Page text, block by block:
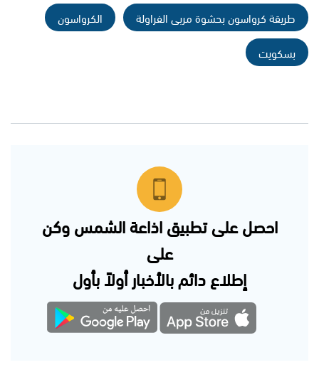
طريقة كرواسون بحشوة مربى الفراولة
الكرواسون
بسكويت
احصل على تطبيق اذاعة الشمس وكن
على
إطلاع دائم بالأخبار أولاً بأول